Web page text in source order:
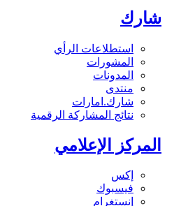
شارك
استطلاعات الرأي
المشورات
المدونات
منتدى
شارك.امارات
نتائج المشاركة الرقمية
المركز الإعلامي
إكس
فيسبوك
إنستغرام